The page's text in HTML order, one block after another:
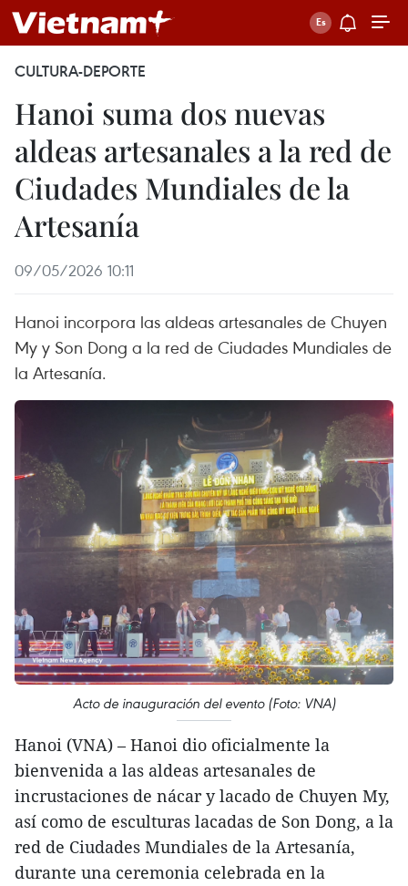
CULTURA-DEPORTE
Hanoi suma dos nuevas
aldeas artesanales a la red de
Ciudades Mundiales de la
Artesanía
09/05/2026 10:11
Hanoi incorpora las aldeas artesanales de Chuyen
My y Son Dong a la red de Ciudades Mundiales de
la Artesanía.
Acto de inauguración del evento (Foto: VNA)
Hanoi (VNA) – Hanoi dio oficialmente la
bienvenida a las aldeas artesanales de
incrustaciones de nácar y lacado de Chuyen My,
así como de esculturas lacadas de Son Dong, a la
red de Ciudades Mundiales de la Artesanía,
durante una ceremonia celebrada en la